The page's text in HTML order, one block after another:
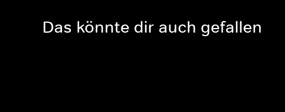
Das könnte dir auch gefallen